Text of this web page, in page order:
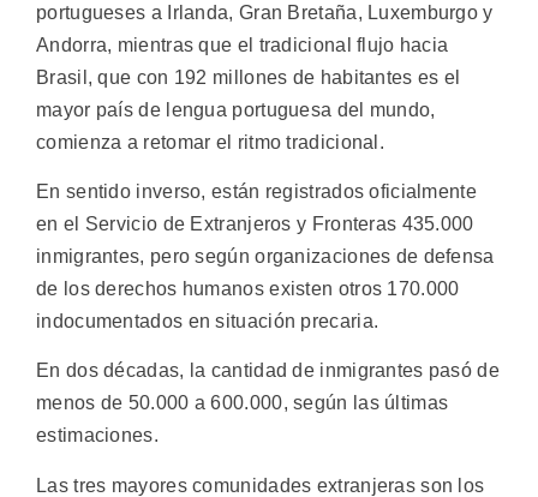
portugueses a Irlanda, Gran Bretaña, Luxemburgo y
Andorra, mientras que el tradicional flujo hacia
Brasil, que con 192 millones de habitantes es el
mayor país de lengua portuguesa del mundo,
comienza a retomar el ritmo tradicional.
En sentido inverso, están registrados oficialmente
en el Servicio de Extranjeros y Fronteras 435.000
inmigrantes, pero según organizaciones de defensa
de los derechos humanos existen otros 170.000
indocumentados en situación precaria.
En dos décadas, la cantidad de inmigrantes pasó de
menos de 50.000 a 600.000, según las últimas
estimaciones.
Las tres mayores comunidades extranjeras son los